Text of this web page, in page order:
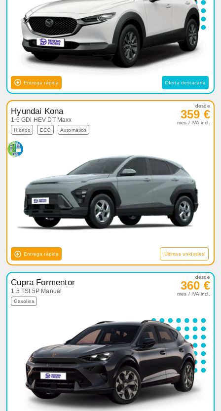
Entrega rápida Oferta destacada
Hyundai Kona
1.6 GDi HEV DT Maxx
Híbrido ECO Automático
desde
359 €
mes / IVA incl.
Entrega rápida ¡Últimas unidades!
Cupra Formentor
1.5 TSI 5P Manual
Gasolina
desde
360 €
mes / IVA incl.